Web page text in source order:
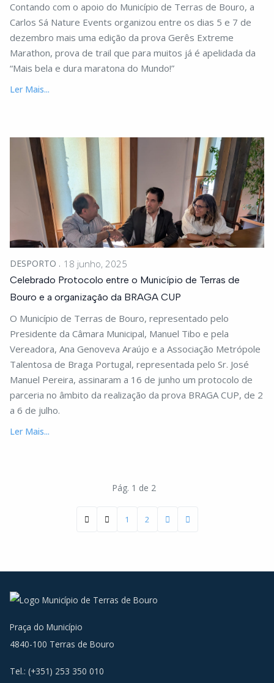
Contando com o apoio do Município de Terras de Bouro, a
Carlos Sá Nature Events organizou entre os dias 5 e 7 de
dezembro mais uma edição da prova Gerês Extreme
Marathon, prova de trail que para muitos já é apelidada da
“Mais bela e dura maratona do Mundo!”
Ler Mais...
DESPORTO 18 junho, 2025
Celebrado Protocolo entre o Município de Terras de
Bouro e a organização da BRAGA CUP
O Município de Terras de Bouro, representado pelo
Presidente da Câmara Municipal, Manuel Tibo e pela
Vereadora, Ana Genoveva Araújo e a Associação Metrópole
Talentosa de Braga Portugal, representada pelo Sr. José
Manuel Pereira, assinaram a 16 de junho um protocolo de
parceria no âmbito da realização da prova BRAGA CUP, de 2
a 6 de julho.
Ler Mais...
Pág. 1 de 2
1 2
Praça do Município
4840-100 Terras de Bouro
Tel.: (+351) 253 350 010